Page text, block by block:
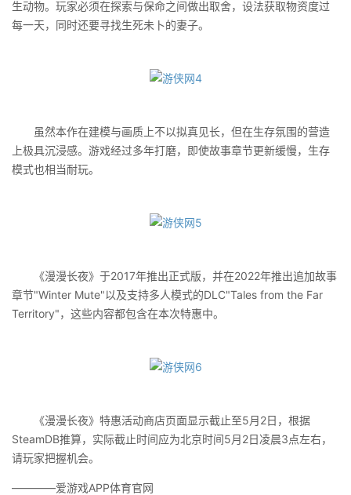
生动物。玩家必须在探索与保命之间做出取舍，设法获取物资度过
每一天，同时还要寻找生死未卜的妻子。
虽然本作在建模与画质上不以拟真见长，但在生存氛围的营造
上极具沉浸感。游戏经过多年打磨，即使故事章节更新缓慢，生存
模式也相当耐玩。
《漫漫长夜》于2017年推出正式版，并在2022年推出追加故事
章节"Winter Mute"以及支持多人模式的DLC"Tales from the Far
Territory"，这些内容都包含在本次特惠中。
《漫漫长夜》特惠活动商店页面显示截止至5月2日，根据
SteamDB推算，实际截止时间应为北京时间5月2日凌晨3点左右，
请玩家把握机会。
————爱游戏APP体育官网